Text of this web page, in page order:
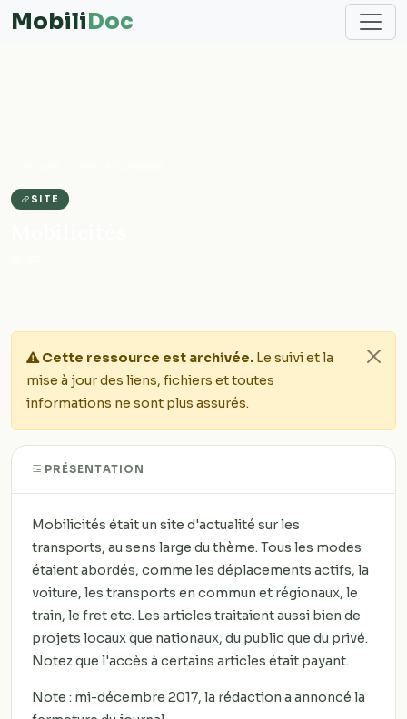
MobiliDoc
SITE
Cette ressource est archivée. Le suivi et la
mise à jour des liens, fichiers et toutes
informations ne sont plus assurés.
PRÉSENTATION
Mobilicités était un site d'actualité sur les
transports, au sens large du thème. Tous les modes
étaient abordés, comme les déplacements actifs, la
voiture, les transports en commun et régionaux, le
train, le fret etc. Les articles traitaient aussi bien de
projets locaux que nationaux, du public que du privé.
Notez que l'accès à certains articles était payant.
Note : mi-décembre 2017, la rédaction a annoncé la